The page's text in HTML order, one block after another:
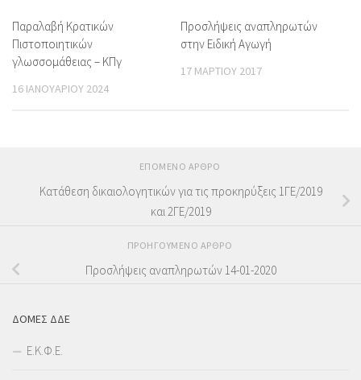
Παραλαβή Κρατικών
Πιστοποιητικών
γλωσσομάθειας – ΚΠγ
16 ΙΑΝΟΥΑΡΊΟΥ 2024
Προσλήψεις αναπληρωτών
στην Ειδική Αγωγή
17 ΜΑΡΤΊΟΥ 2017
ΕΠΌΜΕΝΟ ΆΡΘΡΟ
Κατάθεση δικαιολογητικών για τις προκηρύξεις 1ΓΕ/2019
και 2ΓΕ/2019
ΠΡΟΗΓΟΎΜΕΝΟ ΆΡΘΡΟ
Προσλήψεις αναπληρωτών 14-01-2020
ΔΟΜΕΣ ΔΔΕ
Ε.Κ.Φ.Ε.